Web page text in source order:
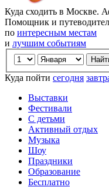
Куда сходить в Москве.
Помощник и
по интересным местам
и лучшим событиям
Куда пойти сегодня
Выставки
Фестивали
С детьми
Активный отдых
Музыка
Шоу
Праздники
Образование
Бесплатно